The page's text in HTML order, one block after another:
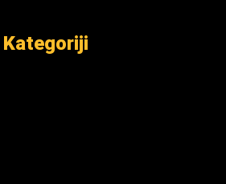
Kategoriji